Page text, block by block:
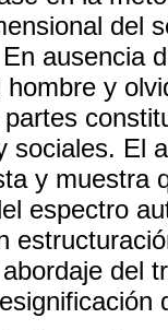
del
ausencia
y
sociales. El
y muestra
espectro
del